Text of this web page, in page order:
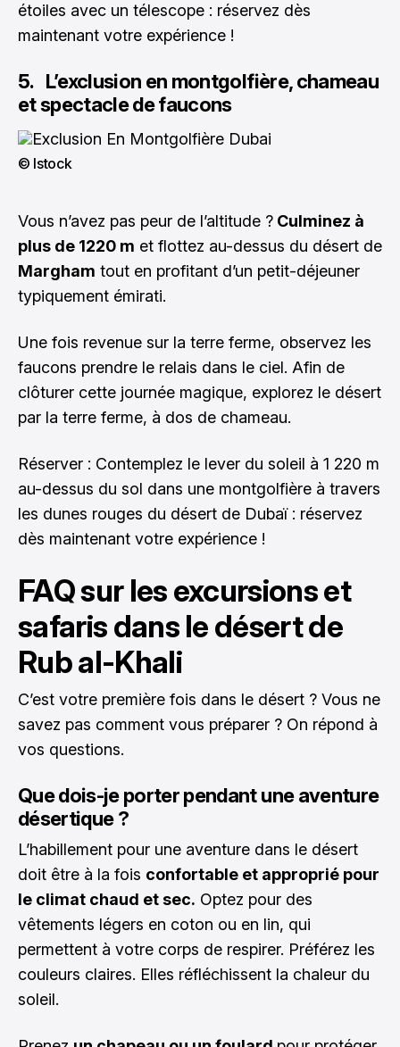
étoiles avec un télescope : réservez dès
maintenant votre expérience !
5. L’exclusion en montgolfière, chameau
et spectacle de faucons
© Istock
Vous n’avez pas peur de l’altitude ? Culminez à
plus de 1220 m et flottez au-dessus du désert de
Margham tout en profitant d’un petit-déjeuner
typiquement émirati.
Une fois revenue sur la terre ferme, observez les
faucons prendre le relais dans le ciel. Afin de
clôturer cette journée magique, explorez le désert
par la terre ferme, à dos de chameau.
Réserver : Contemplez le lever du soleil à 1 220 m
au-dessus du sol dans une montgolfière à travers
les dunes rouges du désert de Dubaï : réservez
dès maintenant votre expérience !
FAQ sur les excursions et
safaris dans le désert de
Rub al-Khali
C’est votre première fois dans le désert ? Vous ne
savez pas comment vous préparer ? On répond à
vos questions.
Que dois-je porter pendant une aventure
désertique ?
L’habillement pour une aventure dans le désert
doit être à la fois confortable et approprié pour
le climat chaud et sec. Optez pour des
vêtements légers en coton ou en lin, qui
permettent à votre corps de respirer. Préférez les
couleurs claires. Elles réfléchissent la chaleur du
soleil.